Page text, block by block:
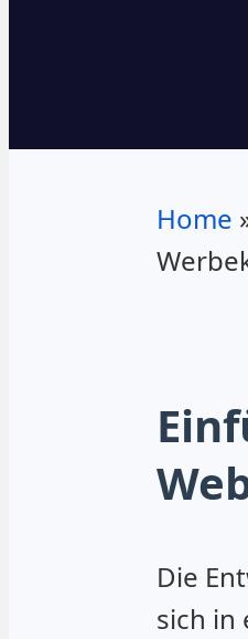
Home
Die
sich in